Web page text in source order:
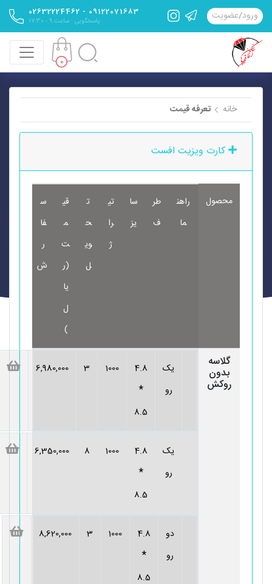
ورود/عضویت 09122071683 - 02632224462
پاسخگویی : ساعت 9 - 17:30
0
خانه تعرفه قیمت
محصول
راهن
ما
طر
ف
سا
یز
تی
را
ژ
ت
ح
وی
ل
قی
م
ت
(ر
یا
ل
)
س
فا
ر
ش
گلاسه
بدون
روکش
یک
رو
4.8
*
8.5
1000
3
6,980,000
یک
رو
4.8
*
8.5
1000
8
6,350,000
دو
رو
4.8
*
8.5
1000
3
8,620,000